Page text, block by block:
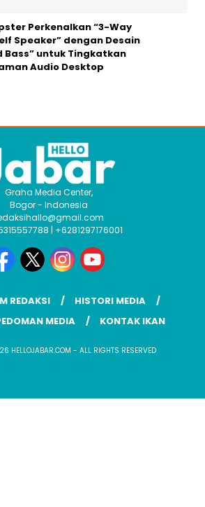
Perkenalkan “3-Way
Speaker” dengan Desain
Bass” untuk Tingkatkan
Audio Desktop
Graha Media Center,
Bogor - Indonesia
| +6281297176001
REDAKSI
HISTORI MEDIA
MEDIA KONTAK IKAN
HELLOJABAR.COM - ALL RIGHTS RESERVED